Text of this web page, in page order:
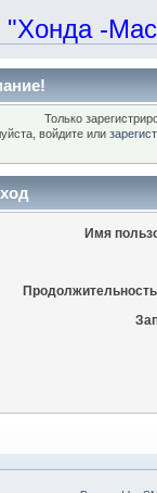
-
Только
войдите или
Имя